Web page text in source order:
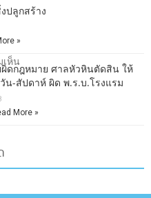
เห็น
ปลูกสร้าง
»
ผิดกฎหมาย ศาลหัวหินตัดสิน ให้
น-สัปดาห์ ผิด พ.ร.บ.โรงแรม
More »